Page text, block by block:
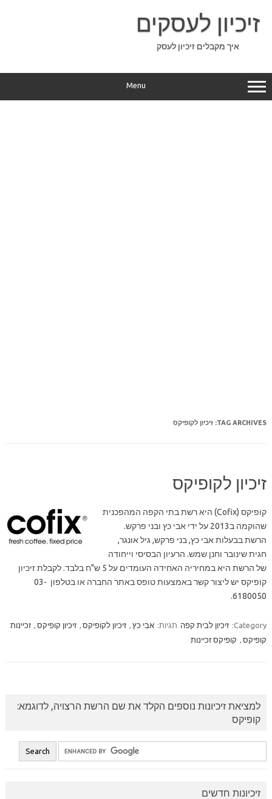
content
זיכיון לעסקים
איך מקבלים זיכיון לעסק
Menu
TAG ARCHIVES: זיכיון לקופיקס
זיכיון לקופיקס
קופיקס (Cofix) היא רשת בתי הקפה המהפכנית
שהוקמה ב2013 על ידי אבי כץ ובני פרקש.
הרשת בבעלות אבי כץ, בני פרקש, גיל אונגר,
חגית שינובר וחנן שמש. הרעיון הבסיסי וייחודה
של הרשת היא במחיריה האחידה העומדים על 5 ש"ח בלבד. לקבלת זיכיון
קופיקס יש ליצור קשר באמצעות טופס באתר החברה או בטלפון 03-
6180050.
Category: זיכיון לבית קפה תגיות: אבי כץ , זיכיון לקופיקס , זיכיון קופיקס , זכיינות
קופיקס , קופיקס זכיינות
למציאת זיכיונות נוספים הקלד את שם הרשת הרצויה, לדוגמא:
קופיקס
זיכיונות חדשים